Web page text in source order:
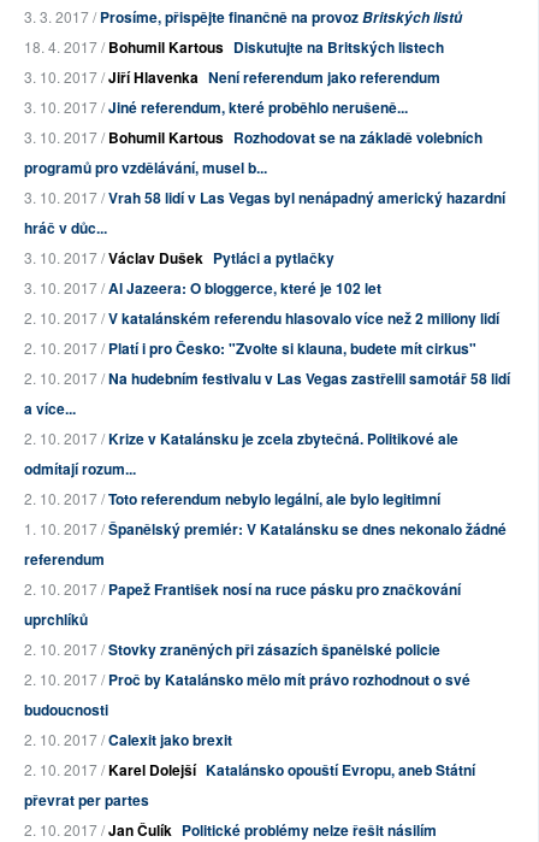
3. 3. 2017 /Prosíme, přispějte finančně na provozBritských listů
18. 4. 2017 /Bohumil Kartous Diskutujte na Britských listech
3. 10. 2017 /Jiří Hlavenka Není referendum jako referendum
3. 10. 2017 /Jiné referendum, které proběhlo nerušeně...
3. 10. 2017 /Bohumil Kartous Rozhodovat se na základě volebních
programů pro vzdělávání, musel b...
3. 10. 2017 /Vrah 58 lidí v Las Vegas byl nenápadný americký hazardní
hráč v důc...
3. 10. 2017 /Václav Dušek Pytláci a pytlačky
3. 10. 2017 /Al Jazeera: O bloggerce, které je 102 let
2. 10. 2017 /V katalánském referendu hlasovalo více než 2 miliony lidí
2. 10. 2017 /Platí i pro Česko: "Zvolte si klauna, budete mít cirkus"
2. 10. 2017 /Na hudebním festivalu v Las Vegas zastřelil samotář 58 lidí
a více...
2. 10. 2017 /Krize v Katalánsku je zcela zbytečná. Politikové ale
odmítají rozum...
2. 10. 2017 /Toto referendum nebylo legální, ale bylo legitimní
1. 10. 2017 /Španělský premiér: V Katalánsku se dnes nekonalo žádné
referendum
2. 10. 2017 /Papež František nosí na ruce pásku pro značkování
uprchlíků
2. 10. 2017 /Stovky zraněných při zásazích španělské policie
2. 10. 2017 /Proč by Katalánsko mělo mít právo rozhodnout o své
budoucnosti
2. 10. 2017 /Calexit jako brexit
2. 10. 2017 /Karel Dolejší Katalánsko opouští Evropu, aneb Státní
převrat per partes
2. 10. 2017 /Jan Čulík Politické problémy nelze řešit násilím